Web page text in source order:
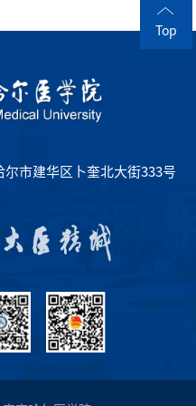
Top
市建华区卜奎北大街333号